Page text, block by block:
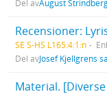
Del avAugust
Recensioner:
SE S-HS L165:4:1:n
Del avJosef Kjellgrens